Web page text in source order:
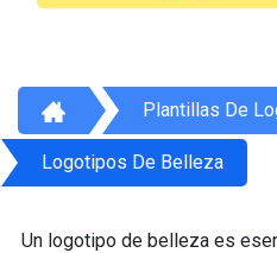
Plantillas De
Logotipos De Belleza
Un logotipo de belleza es